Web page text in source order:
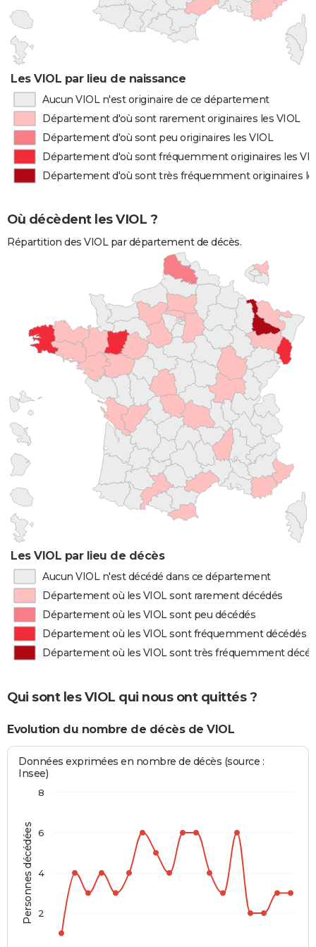
Les VIOL par lieu de naissance
Aucun VIOL n'est originaire de ce département
Département d'où sont rarement originaires les VIOL
Département d'où sont peu originaires les VIOL
Département d'où sont fréquemment originaires les
Département d'où sont très fréquemment originaires
Où décèdent les VIOL ?
Répartition des VIOL par département de décès.
Les VIOL par lieu de décès
Aucun VIOL n'est décédé dans ce département
Département où les VIOL sont rarement décédés
Département où les VIOL sont peu décédés
Département où les VIOL sont fréquemment décédés
Département où les VIOL sont très fréquemment
Qui sont les VIOL qui nous ont quittés ?
Evolution du nombre de décès de VIOL
Personnes décédées
Données exprimées en nombre de décès (source :
Insee)
2
4
6
8